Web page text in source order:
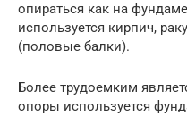
опираться как на
используется кирпич,
(половые балки).
Более трудоемким
опоры используется